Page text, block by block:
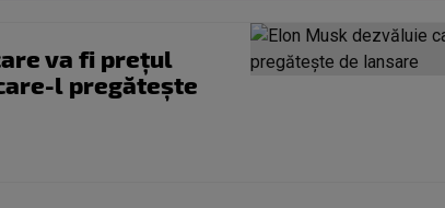
va fi prețul
l pregătește